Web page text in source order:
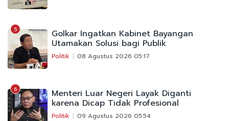
5 Golkar Ingatkan Kabinet Bayangan
Utamakan Solusi bagi Publik
Politik 08 Agustus 2026 05:17
6 Menteri Luar Negeri Layak Diganti
karena Dicap Tidak Profesional
Politik 09 Agustus 2026 05:54